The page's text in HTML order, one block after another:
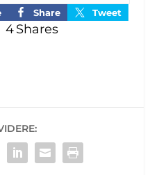
Share
Tweet
Shares
4